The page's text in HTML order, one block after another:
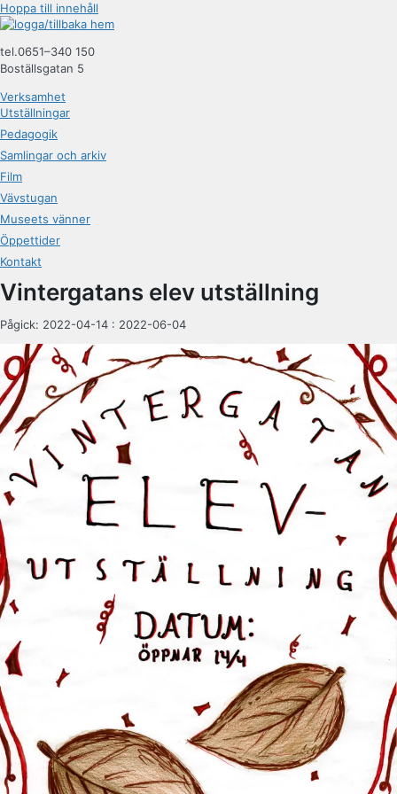
Hoppa till innehåll
tel.0651–340 150
Boställsgatan 5
Verksamhet
Utställningar
Pedagogik
Samlingar och arkiv
Film
Vävstugan
Museets vänner
Öppettider
Kontakt
Vintergatans elev utställning
Pågick: 2022-04-14 : 2022-06-04